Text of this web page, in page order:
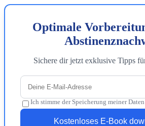
Optimale
Sichere dir jetzt exklusive Tipps
Ich stimme der Speicherung meiner Daten
Kostenloses E-Book